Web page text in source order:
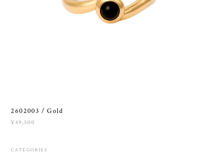
2602003 / Gold
¥49,500
CATEGORIES